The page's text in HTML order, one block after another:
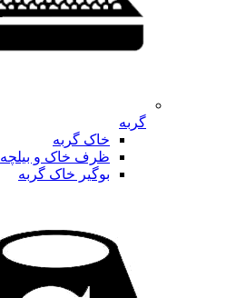
گربه
خاک گربه
ظرف خاک و بیلچه
بوگیر خاک گربه